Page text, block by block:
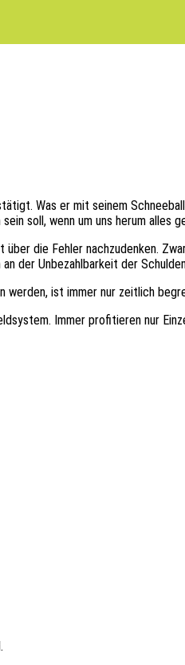
Was er mit seinem
soll, wenn um uns herum alles
die Fehler nach­zu­den­ken.
der Unbe­zahl­bar­keit der
ist immer nur zeit­lich
Immer profi­tie­ren nur